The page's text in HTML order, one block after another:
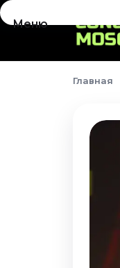
Меню
Концерты
Август 2026Главная